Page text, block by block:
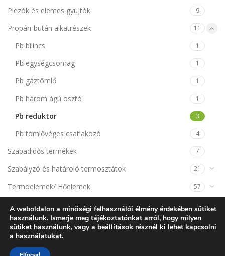
Piezók és elemes gyújtók 9
Propán-bután alkatrészek 11
Pb bilincs 1
Pb egységcsomag 1
Pb gáztömlő 1
Pb három ágú osztó 1
Pb reduktor 3
Pb tömlővéges csatlakozó 4
Szabadidős termékek 7
Szabályzó és határoló termosztátok 21
Termoelemek/ Hőelemek 57
KOSÁR
A weboldalon a minőségi felhasználói élmény érdekében sütiket
használunk. Ismerje meg tájékoztatónkat arról, hogy milyen
sütiket használunk, vagy a beállítások résznél ki lehet kapcsolni
a használatukat.